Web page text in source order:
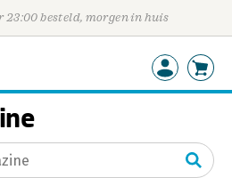
23:00 besteld, morgen in huis